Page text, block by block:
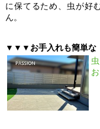
に保てるため、虫が好
ん。
▼▼▼お手入れも簡単な